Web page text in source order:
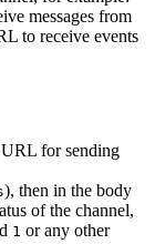
messages from
to receive events
for sending
), then in the body
of the channel,
1 or any other